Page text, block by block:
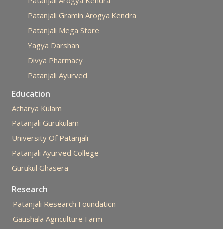
Patanjali Gramin Arogya Kendra
Patanjali Mega Store
Yagya Darshan
Divya Pharmacy
Patanjali Ayurved
Education
Acharya Kulam
Patanjali Gurukulam
University Of Patanjali
Patanjali Ayurved College
Gurukul Ghasera
Research
Patanjali Research Foundation
Gaushala Agriculture Farm